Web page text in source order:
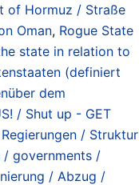
of Hormuz / Straße
Oman, Rogue State
state in relation to
(definiert
dem
/ Shut up - GET
/ Struktur
governments /
/ Abzug /